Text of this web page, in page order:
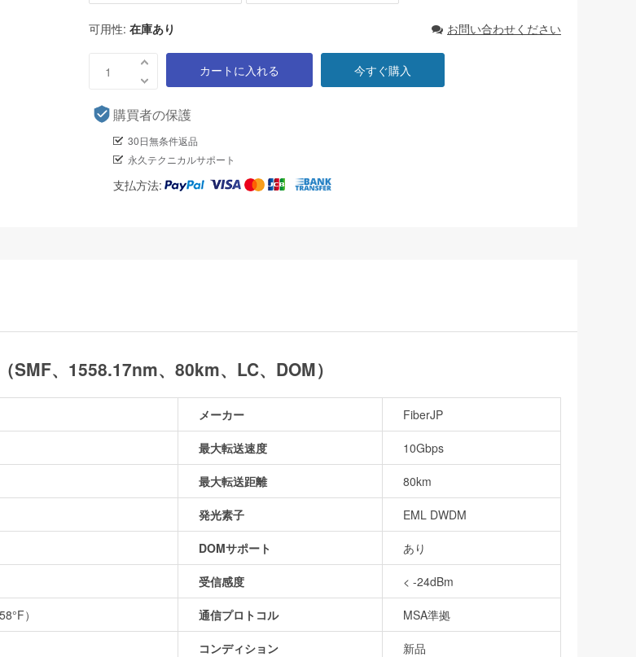
可用性: 在庫あり お問い合わせください
カートに入れる 今すぐ購入
購買者の保護
30日無条件返品
永久テクニカルサポート
支払方法:
、1558.17nm、80km、LC、DOM）
メーカー FiberJP
最大転送速度 10Gbps
最大転送距離 80km
発光素子 EML DWDM
DOMサポート あり
受信感度 < -24dBm
） 通信プロトコル MSA準拠
コンディション 新品